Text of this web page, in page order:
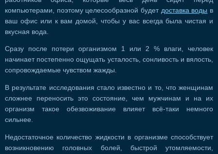
компьютерами, поэтому целесообразной будет доставка воды в
ваш офис или к вам домой, чтобы у вас всегда была чистая и
вкусная вода.
Сразу после потери организмом 1 или 2 % влаги, человек
начинает постепенно ощущать усталость, сонливость и вялость,
сопровождаемые чувством жажды.
В результате исследования стало известно и то, что женщинам
сложнее переносить это состояние, чем мужчинам и на их
организм такое обезвоживание влияет всё-таки немного
сильнее.
Недостаточное количество жидкости в организме способствует
возникновению головных болей, быстрой утомляемости,